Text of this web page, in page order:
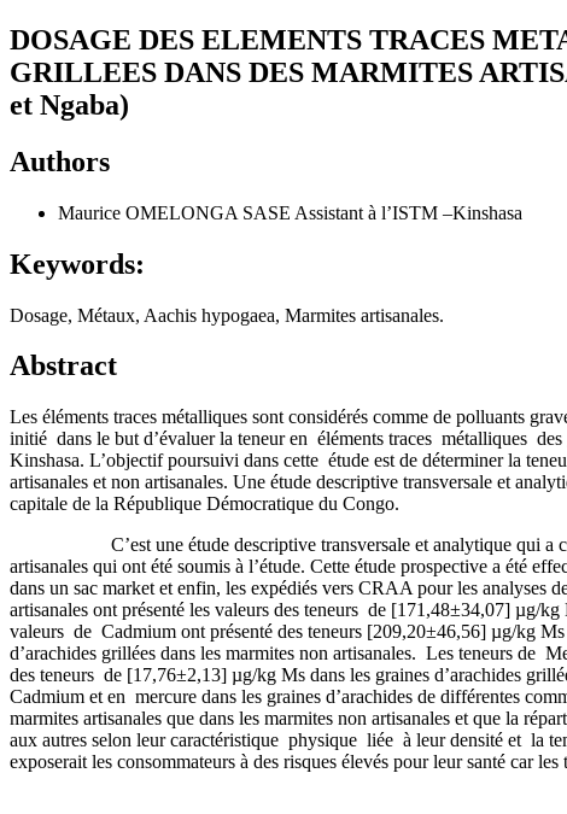
DOSAGE DES ELEMENTS TRACES
GRILLEES DANS DES MARMITES
et Ngaba)
Authors
Maurice OMELONGA SASE Assistant à l’ISTM –Kinshasa
Keywords:
Dosage, Métaux, Aachis hypogaea, Marmites artisanales.
Abstract
Les éléments traces métalliques sont considérés comme de polluants
initié dans le but d’évaluer la teneur en éléments traces métalliques
Kinshasa. L’objectif poursuivi dans cette étude est de déterminer la
artisanales et non artisanales. Une étude descriptive transversale et
capitale de la République Démocratique du Congo.
C’est une étude descriptive transversale et analytique qui a
artisanales qui ont été soumis à l’étude. Cette étude prospective a été
dans un sac market et enfin, les expédiés vers CRAA pour les analyses
artisanales ont présenté les valeurs des teneurs de [171,48±34,07] µg/
valeurs de Cadmium ont présenté des teneurs [209,20±46,56] µg/kg
d’arachides grillées dans les marmites non artisanales. Les teneurs de
des teneurs de [17,76±2,13] µg/kg Ms dans les graines d’arachides
Cadmium et en mercure dans les graines d’arachides de différentes
marmites artisanales que dans les marmites non artisanales et que la
aux autres selon leur caractéristique physique liée à leur densité et la
exposerait les consommateurs à des risques élevés pour leur santé car